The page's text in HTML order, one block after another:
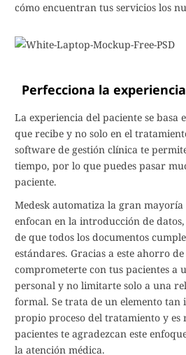
cómo encuentran tus servicios los
Perfecciona la
La experiencia del paciente se basa
que recibe y no solo en el
software de gestión clínica te
tiempo, por lo que puedes pasar
paciente.
Medesk automatiza la gran mayoría
enfocan en la introducción de
de que todos los documentos
estándares. Gracias a este ahorro
comprometerte con tus pacientes a
personal y no limitarte solo a una
formal. Se trata de un elemento tan
propio proceso del tratamiento y es
pacientes te agradezcan este
la atención médica.